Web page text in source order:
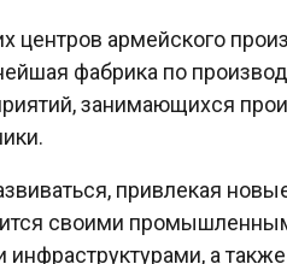
центров армейского
фабрика по
занимающихся
привлекая
своими
а